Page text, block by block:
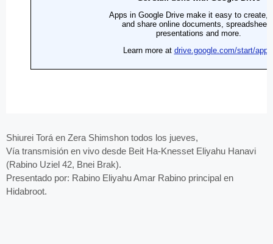
Shiurei Torá en Zera Shimshon todos los jueves,
Vía transmisión en vivo desde Beit Ha-Knesset Eliyahu Hanavi
(Rabino Uziel 42, Bnei Brak).
Presentado por: Rabino Eliyahu Amar Rabino principal en
Hidabroot.